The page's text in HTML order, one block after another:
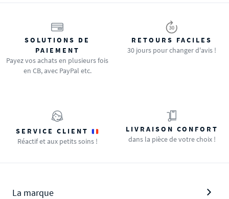
SOLUTIONS DE
PAIEMENT
Payez vos achats en plusieurs fois
en CB, avec PayPal etc.
RETOURS FACILES
30 jours pour changer d'avis !
SERVICE CLIENT
Réactif et aux petits soins !
LIVRAISON CONFORT
dans la pièce de votre choix !
La marque